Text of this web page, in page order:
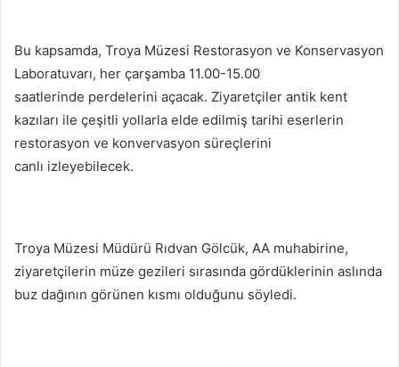
Bu kapsamda, Troya Müzesi Restorasyon ve Konservasyon
Laboratuvarı, her çarşamba 11.00-15.00
saatlerinde perdelerini açacak. Ziyaretçiler antik kent
kazıları ile çeşitli yollarla elde edilmiş tarihi eserlerin
restorasyon ve konvervasyon süreçlerini
canlı izleyebilecek.
Troya Müzesi Müdürü Rıdvan Gölcük, AA muhabirine,
ziyaretçilerin müze gezileri sırasında gördüklerinin aslında
buz dağının görünen kısmı olduğunu söyledi.